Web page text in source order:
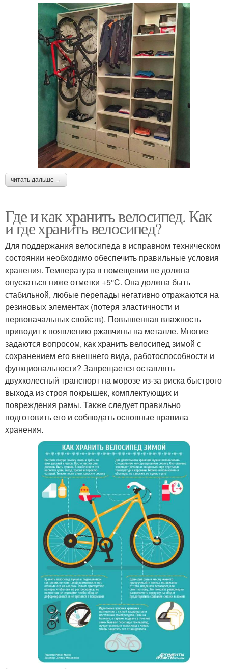
читать дальше →
Где и как хранить велосипед. Как
и где хранить велосипед?
Для поддержания велосипеда в исправном техническом
состоянии необходимо обеспечить правильные условия
хранения. Температура в помещении не должна
опускаться ниже отметки +5°C. Она должна быть
стабильной, любые перепады негативно отражаются на
резиновых элементах (потеря эластичности и
первоначальных свойств). Повышенная влажность
приводит к появлению ржавчины на металле. Многие
задаются вопросом, как хранить велосипед зимой с
сохранением его внешнего вида, работоспособности и
функциональности? Запрещается оставлять
двухколесный транспорт на морозе из-за риска быстрого
выхода из строя покрышек, комплектующих и
повреждения рамы. Также следует правильно
подготовить его и соблюдать основные правила
хранения.